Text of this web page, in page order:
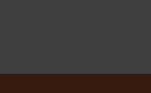
Brasserie & Distillerie